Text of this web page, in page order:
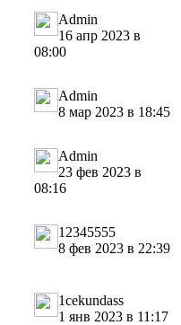
Admin
16 апр 2023 в
08:00
Admin
8 мар 2023 в 18:45
Admin
23 фев 2023 в
08:16
12345555
8 фев 2023 в 22:39
1cekundass
1 янв 2023 в 11:17